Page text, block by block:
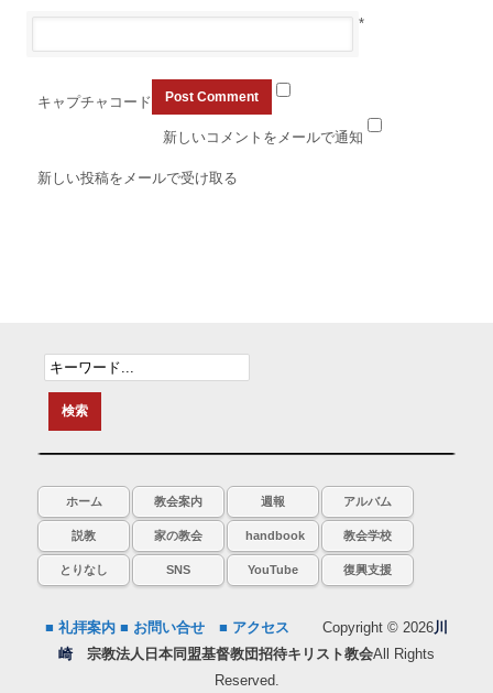
キャプチャコード
*
新しいコメントをメールで通知
新しい投稿をメールで受け取る
ホーム 教会案内 週報 アルバム
説教 家の教会 handbook 教会学校
とりなし SNS YouTube 復興支援
■ 礼拝案内 ■ お問い合せ ■ アクセス Copyright © 2026川
崎
宗教法人日本同盟基督教団招待キリスト教会All Rights
Reserved.